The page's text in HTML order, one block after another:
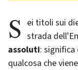
Sei titoli sui dieci messi a disposizione prendono la strada
assoluti:
qualcosa che